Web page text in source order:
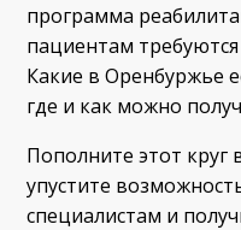
программа
пациентам
Какие в Оренбуржье
где и как можно
Пополните этот круг
упустите
специалистам и